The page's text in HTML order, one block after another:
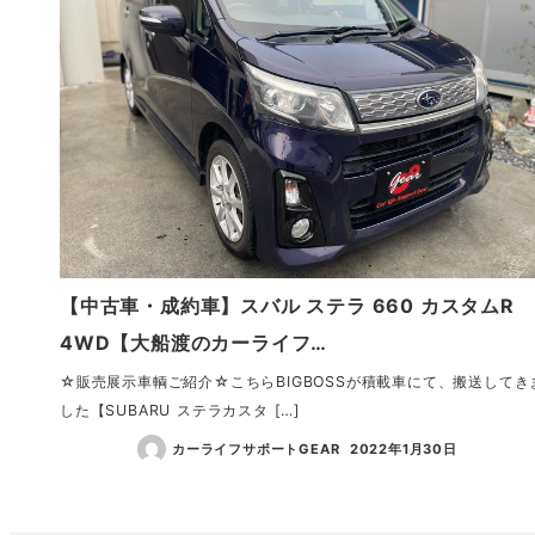
【中古車・成約車】スバル ステラ 660 カスタムR
4WD【大船渡のカーライフ…
☆販売展示車輌ご紹介☆こちらBIGBOSSが積載車にて、搬送してき
した【SUBARU ステラカスタ […]
カーライフサポートGEAR 2022年1月30日